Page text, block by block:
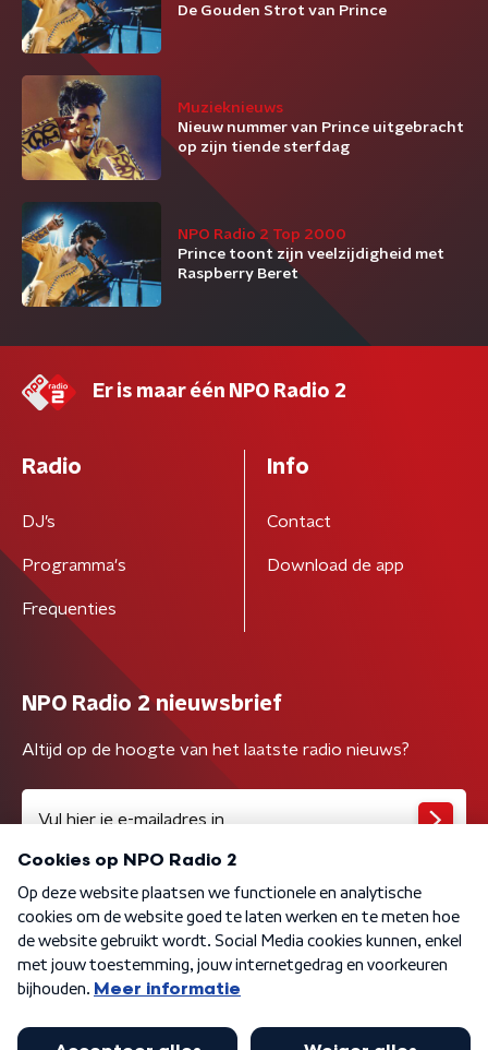
De Gouden Strot van Prince
Muzieknieuws
Nieuw nummer van Prince uitgebracht
op zijn tiende sterfdag
NPO Radio 2 Top 2000
Prince toont zijn veelzijdigheid met
Raspberry Beret
Er is maar één NPO Radio 2
Radio
DJ’s
Programma's
Frequenties
Info
Contact
Download de app
NPO Radio 2 nieuwsbrief
Altijd op de hoogte van het laatste radio nieuws?
Algemene voorwaarden